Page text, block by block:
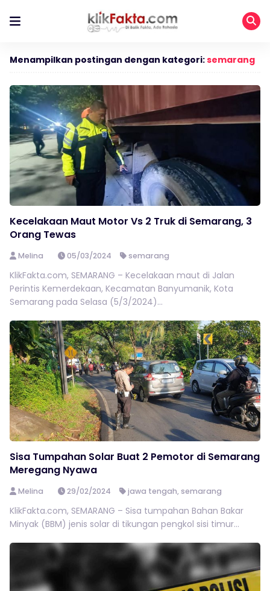
Menampilkan postingan dengan kategori:semarang
Kecelakaan Maut Motor Vs 2 Truk di Semarang, 3
Orang Tewas
Melina 05/03/2024 semarang
KlikFakta.com, SEMARANG – Kecelakaan maut di Jalan
Perintis Kemerdekaan, Kecamatan Banyumanik, Kota
Semarang pada Selasa (5/3/2024)...
Sisa Tumpahan Solar Buat 2 Pemotor di Semarang
Meregang Nyawa
Melina 29/02/2024 jawa tengah, semarang
KlikFakta.com, SEMARANG – Sisa tumpahan Bahan Bakar
Minyak (BBM) jenis solar di tikungan pengkol sisi timur...